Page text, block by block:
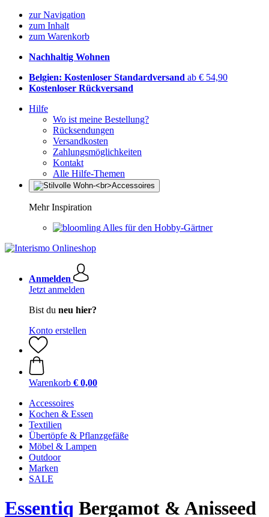
zur Navigation
zum Inhalt
zum Warenkorb
Nachhaltig Wohnen
Belgien: Kostenloser Standardversand ab € 54,90
Kostenloser Rückversand
Hilfe
Wo ist meine Bestellung?
Rücksendungen
Versandkosten
Zahlungsmöglichkeiten
Kontakt
Alle Hilfe-Themen
Mehr Inspiration
Alles für den Hobby-Gärtner
Anmelden
Jetzt anmelden
Bist du neu hier?
Konto erstellen
Warenkorb € 0,00
Accessoires
Kochen & Essen
Textilien
Übertöpfe & Pflanzgefäße
Möbel & Lampen
Outdoor
Marken
SALE
Essentiq Bergamot & Anisseed